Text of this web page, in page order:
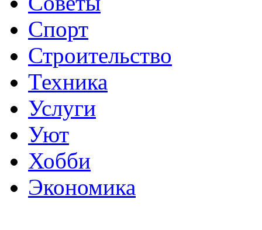
Спорт
Строительство
Техника
Услуги
Уют
Хобби
Экономика